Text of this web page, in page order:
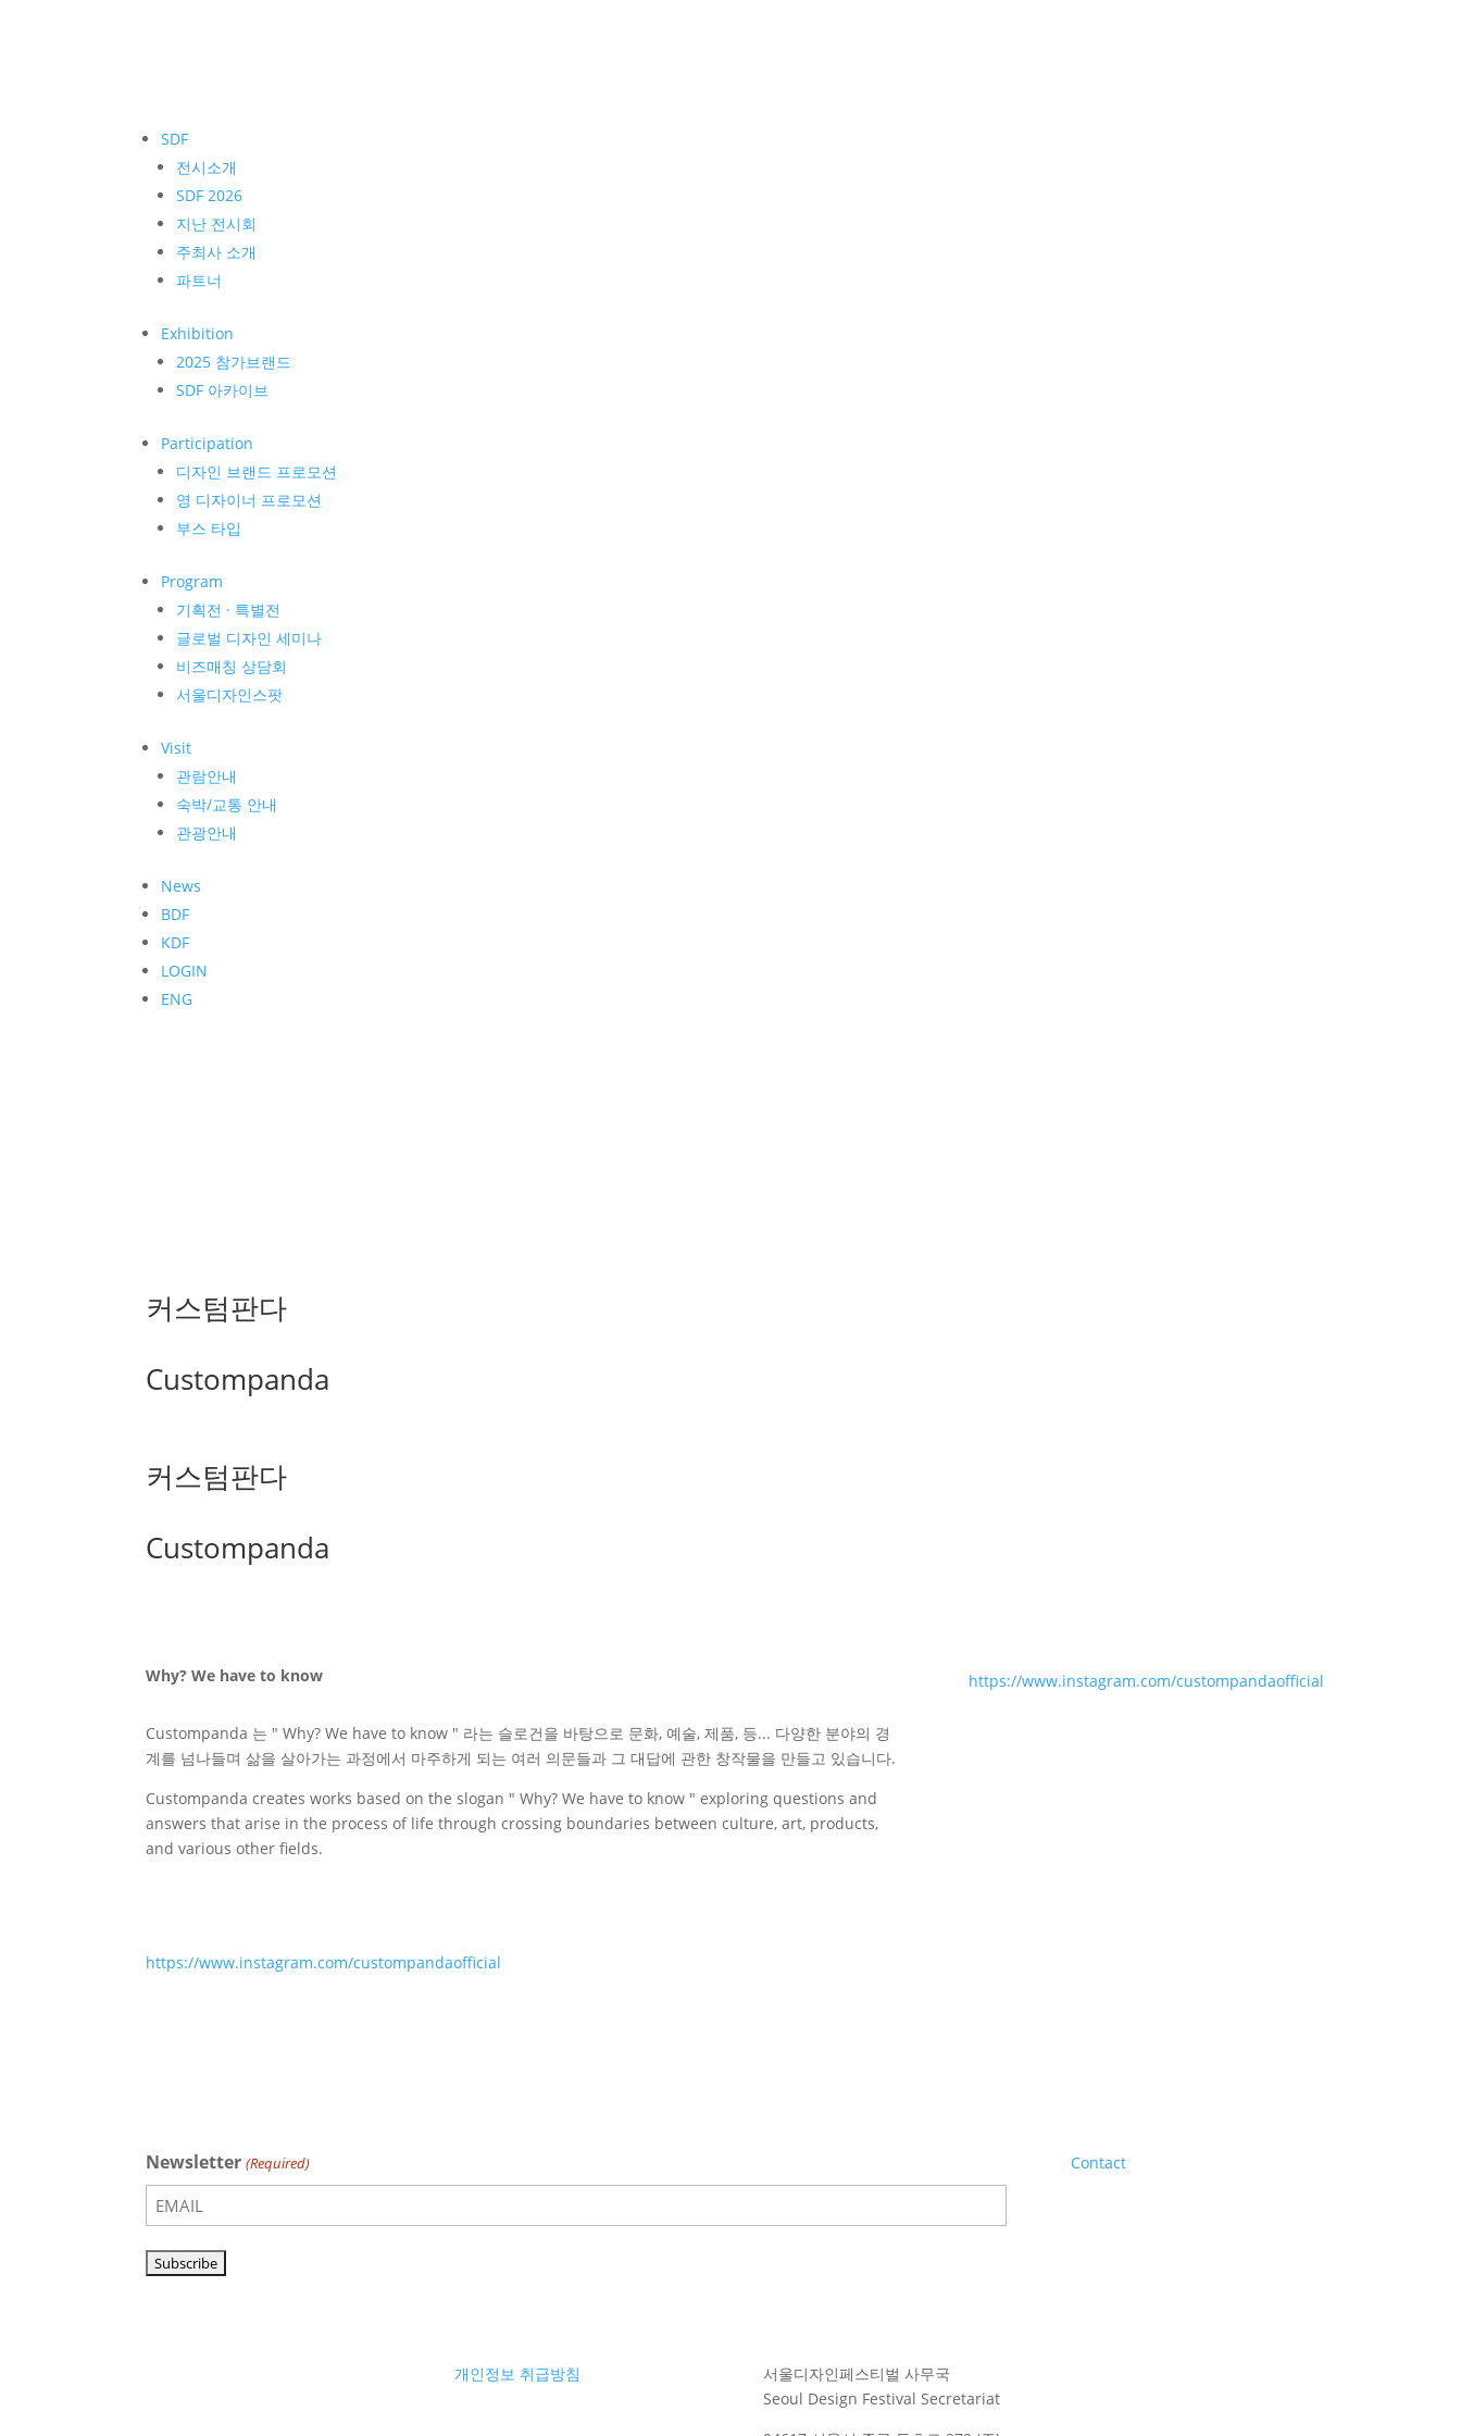
SDF
전시소개
SDF 2026
지난 전시회
주최사 소개
파트너
Exhibition
2025 참가브랜드
SDF 아카이브
Participation
디자인 브랜드 프로모션
영 디자이너 프로모션
부스 타입
Program
기획전 · 특별전
글로벌 디자인 세미나
비즈매칭 상담회
서울디자인스팟
Visit
관람안내
숙박/교통 안내
관광안내
News
BDF
KDF
LOGIN
ENG
커스텀판다
Custompanda
커스텀판다
Custompanda
Why? We have to know
Custompanda 는 " Why? We have to know " 라는 슬로건을 바탕으로 문화, 예술, 제품, 등... 다양한 분야의 경
계를 넘나들며 삶을 살아가는 과정에서 마주하게 되는 여러 의문들과 그 대답에 관한 창작물을 만들고 있습니다.
Custompanda creates works based on the slogan " Why? We have to know " exploring questions and
answers that arise in the process of life through crossing boundaries between culture, art, products,
and various other fields.
https://www.instagram.com/custompandaofficial
https://www.instagram.com/custompandaofficial
Newsletter (Required) Contact
개인정보 취급방침
서울디자인페스티벌 사무국
Seoul Design Festival Secretariat